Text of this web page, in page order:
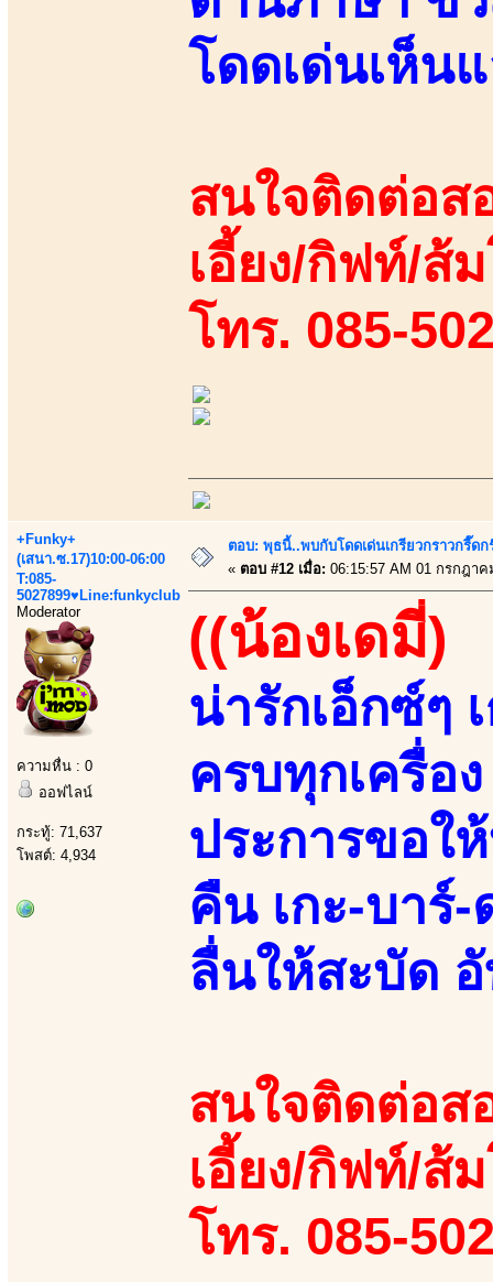
โดดเด่นเห็น
สนใจติดต่อส
เอี้ยง/กิฟท์/ส้
โทร. 085-
+Funky+
(เสนา.ซ.17)10:00-06:00
T:085-
5027899♥Line:funkyclub
Moderator
ความหื่น : 0
ออฟไลน์
กระทู้: 71,637
โพสต์: 4,934
ตอบ: พุธนี้..พบกับโดดเด่นเกรียวกราวกรี๊
« ตอบ #12 เมื่อ: 06:15:57 AM 01 กรกฎาค
((น้องเดมี่)
น่ารักเอ็กซ์ๆ
ครบทุกเครื่อ
ประการขอใ
คืน เกะ-บาร์
ลื่นให้สะบัด
สนใจติดต่อส
เอี้ยง/กิฟท์/ส้
โทร. 085-